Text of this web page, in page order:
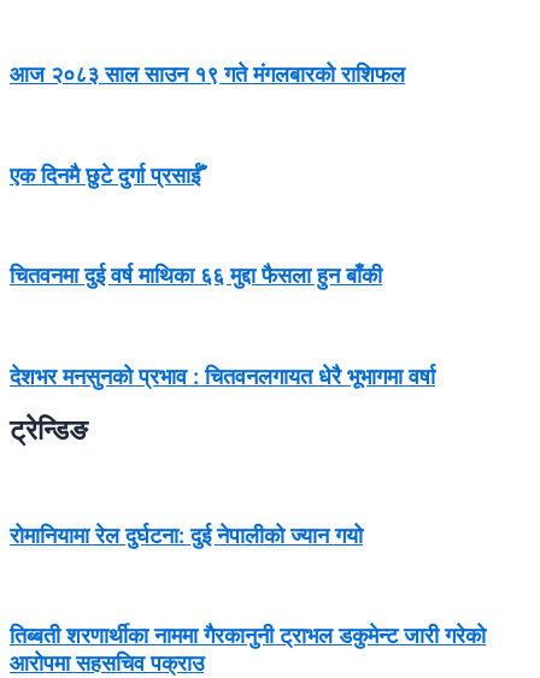
आज २०८३ साल साउन १९ गते मंगलबारको राशिफल
एक दिनमै छुटे दुर्गा प्रसाईँ
चितवनमा दुई वर्ष माथिका ६६ मुद्दा फैसला हुन बाँकी
देशभर मनसुनको प्रभाव : चितवनलगायत धेरै भूभागमा वर्षा
ट्रेन्डिङ
रोमानियामा रेल दुर्घटना: दुई नेपालीको ज्यान गयो
तिब्बती शरणार्थीका नाममा गैरकानुनी ट्राभल डकुमेन्ट जारी गरेको
आरोपमा सहसचिव पक्राउ